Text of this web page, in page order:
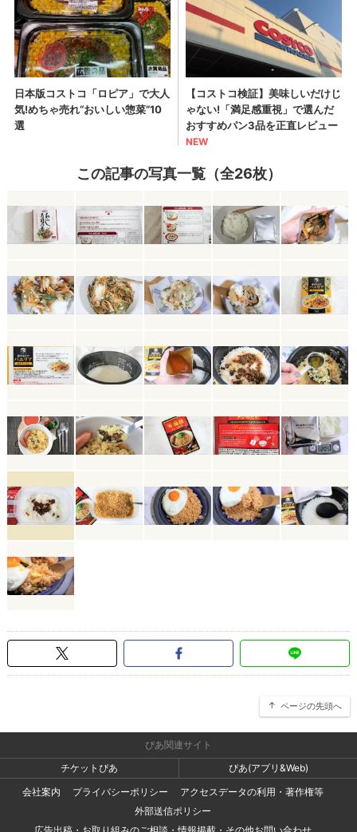
この記事の写真一覧（全26枚）
ページの先頭へ
ぴあ関連サイト
チケットぴあ
ぴあ(アプリ&Web)
会社案内
プライバシーポリシー
アクセスデータの利用・著作権等
外部送信ポリシー